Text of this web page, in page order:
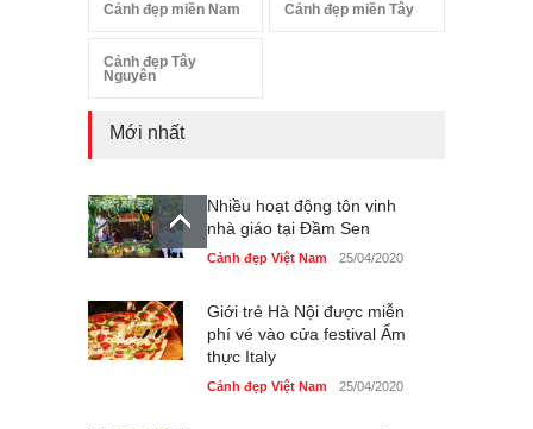
Cảnh đẹp miền Nam Cảnh đẹp miền Tây
Cảnh đẹp Tây
Nguyên
Mới nhất
Nhiều hoạt động tôn vinh
nhà giáo tại Đầm Sen
Cảnh đẹp Việt Nam 25/04/2020
Giới trẻ Hà Nội được miễn
phí vé vào cửa festival Ẩm
thực Italy
Cảnh đẹp Việt Nam 25/04/2020